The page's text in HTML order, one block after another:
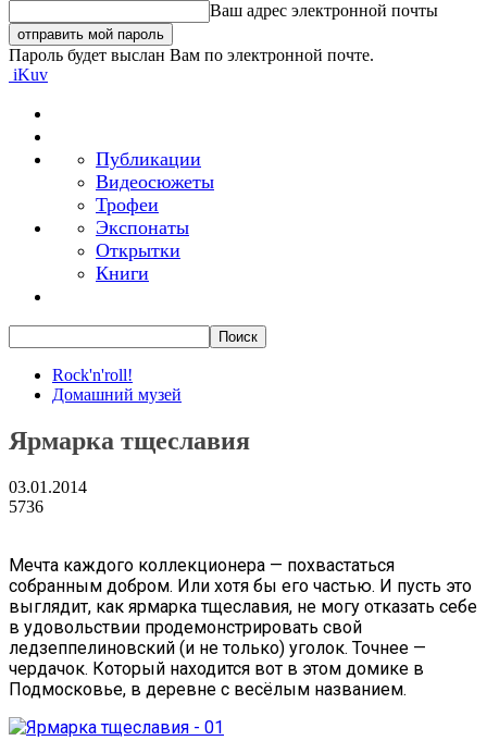
Ваш адрес электронной почты
Пароль будет выслан Вам по электронной почте.
iKuv
Публикации
Видеосюжеты
Трофеи
Экспонаты
Открытки
Книги
Rock'n'roll!
Домашний музей
Ярмарка тщеславия
03.01.2014
5736
Мечта каждого коллекционера — похвастаться
собранным добром. Или хотя бы его частью. И пусть это
выглядит, как ярмарка тщеславия, не могу отказать себе
в удовольствии продемонстрировать свой
ледзеппелиновский (и не только) уголок. Точнее —
чердачок. Который находится вот в этом домике в
Подмосковье, в деревне с весёлым названием.